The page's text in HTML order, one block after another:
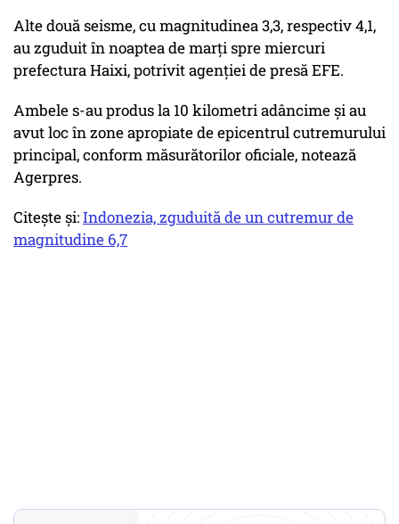
Alte două seisme, cu magnitudinea 3,3, respectiv 4,1,
au zguduit în noaptea de marţi spre miercuri
prefectura Haixi, potrivit agenţiei de presă EFE.
Ambele s-au produs la 10 kilometri adâncime şi au
avut loc în zone apropiate de epicentrul cutremurului
principal, conform măsurătorilor oficiale, notează
Agerpres.
Citește și:Indonezia, zguduită de un cutremur de
magnitudine 6,7